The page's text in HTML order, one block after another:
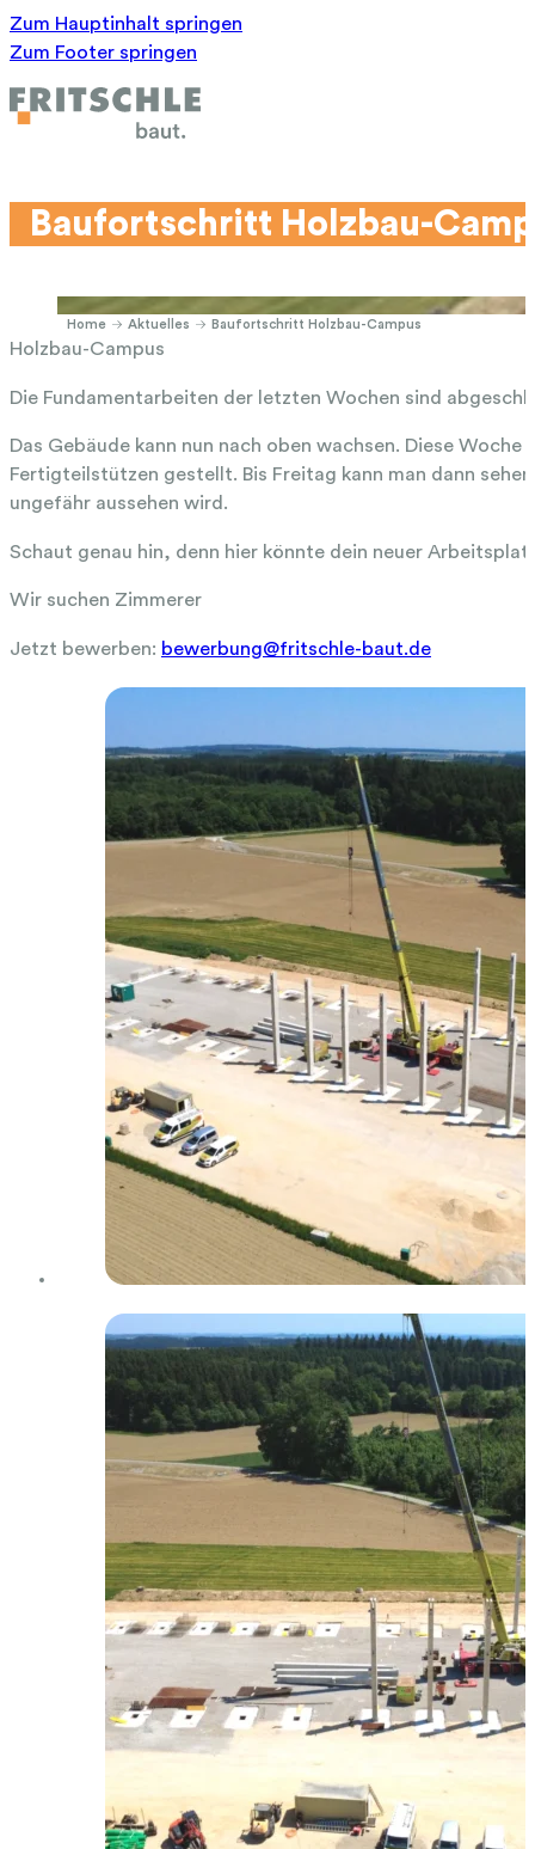
Zum Hauptinhalt springen
Zum Footer springen
Baufortschritt Holzbau-
Home Aktuelles Baufortschritt Holzbau-Campus
Holzbau-Campus
Die Fundamentarbeiten der letzten Wochen sind
Das Gebäude kann nun nach oben wachsen. Diese Woche
Fertigteilstützen gestellt. Bis Freitag kann man dann
ungefähr aussehen wird.
Schaut genau hin, denn hier könnte dein neuer
Wir suchen Zimmerer
Jetzt bewerben: bewerbung@fritschle-baut.de